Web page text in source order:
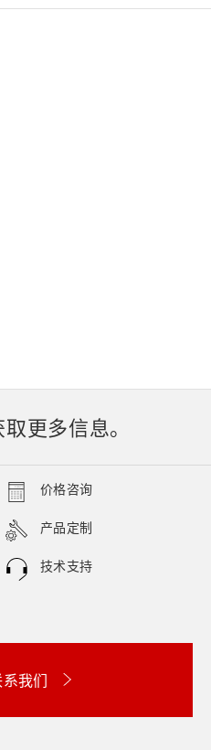
更多信息。
价格咨询
产品定制
技术支持
我们